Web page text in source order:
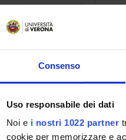
Consenso
Uso responsabile dei dati
Noi e i nostri 1022 partner
cookie per memorizzare e